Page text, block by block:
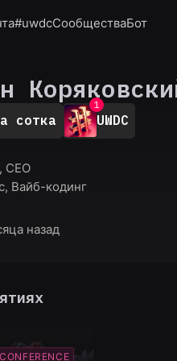
#uwdcСообществаБот
сотка
0
1
2
3
UWDC
CEO
Вайб-кодинг
назад
CONFERENCE